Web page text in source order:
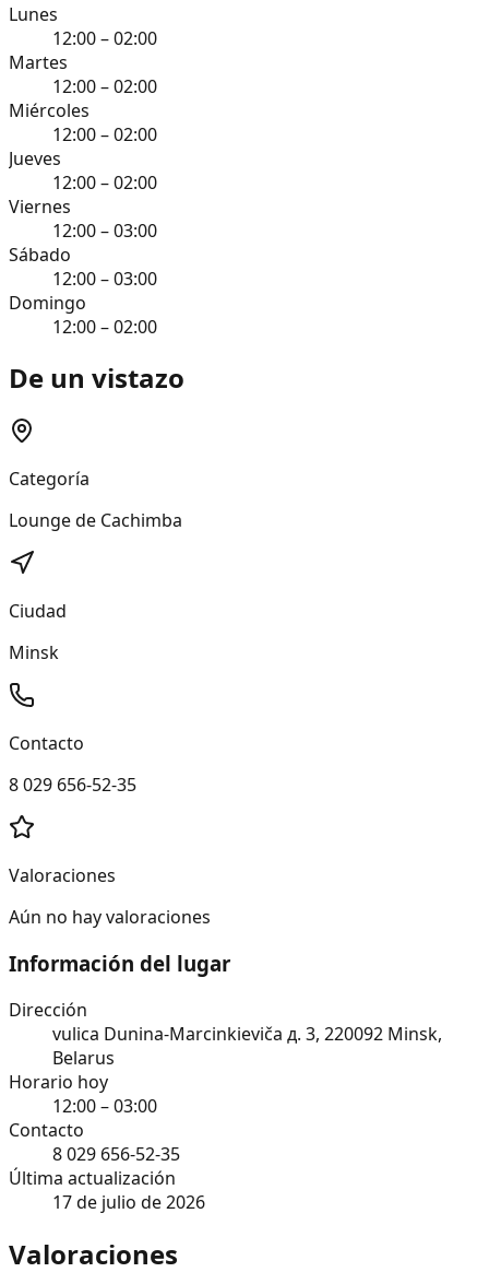
Lunes
12:00 – 02:00
Martes
12:00 – 02:00
Miércoles
12:00 – 02:00
Jueves
12:00 – 02:00
Viernes
12:00 – 03:00
Sábado
12:00 – 03:00
Domingo
12:00 – 02:00
De un vistazo
Categoría
Lounge de Cachimba
Ciudad
Minsk
Contacto
8 029 656-52-35
Valoraciones
Aún no hay valoraciones
Información del lugar
Dirección
vulica Dunina-Marcinkieviča д. 3, 220092 Minsk,
Belarus
Horario hoy
12:00 – 03:00
Contacto
8 029 656-52-35
Última actualización
17 de julio de 2026
Valoraciones